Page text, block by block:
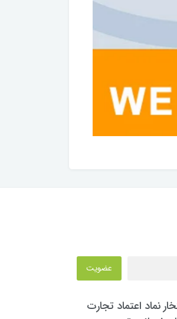
عضویت
نماد اعتماد تجارت